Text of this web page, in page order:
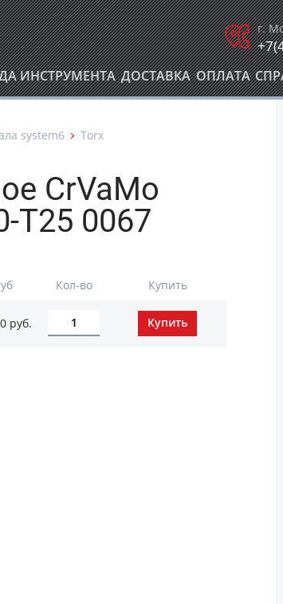
г.
ИНСТРУМЕНТА ДОСТАВКА ОПЛАТА
system6
Torx
CrVaMo
T25 0067
Кол-во Купить
руб.